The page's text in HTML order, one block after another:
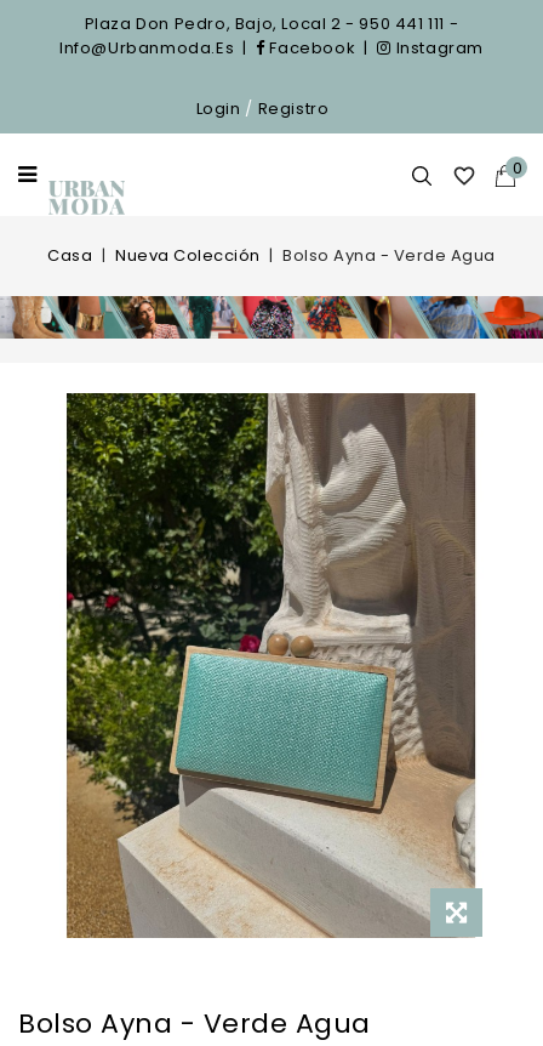
Plaza Don Pedro, Bajo, Local 2 - 950 441 111 -
Info@urbanmoda.es | Facebook | Instagram
Login / Registro
0

Casa Nueva Colección Bolso Ayna - Verde Agua
Bolso Ayna - Verde Agua